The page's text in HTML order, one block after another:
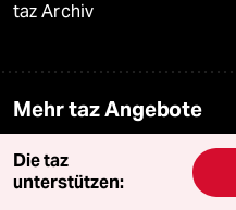
taz Archiv
Mehr taz Angebote
Reisen
Die taz
unterstützen: